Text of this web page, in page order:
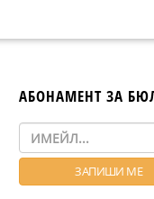
АБОНАМЕНТ ЗА